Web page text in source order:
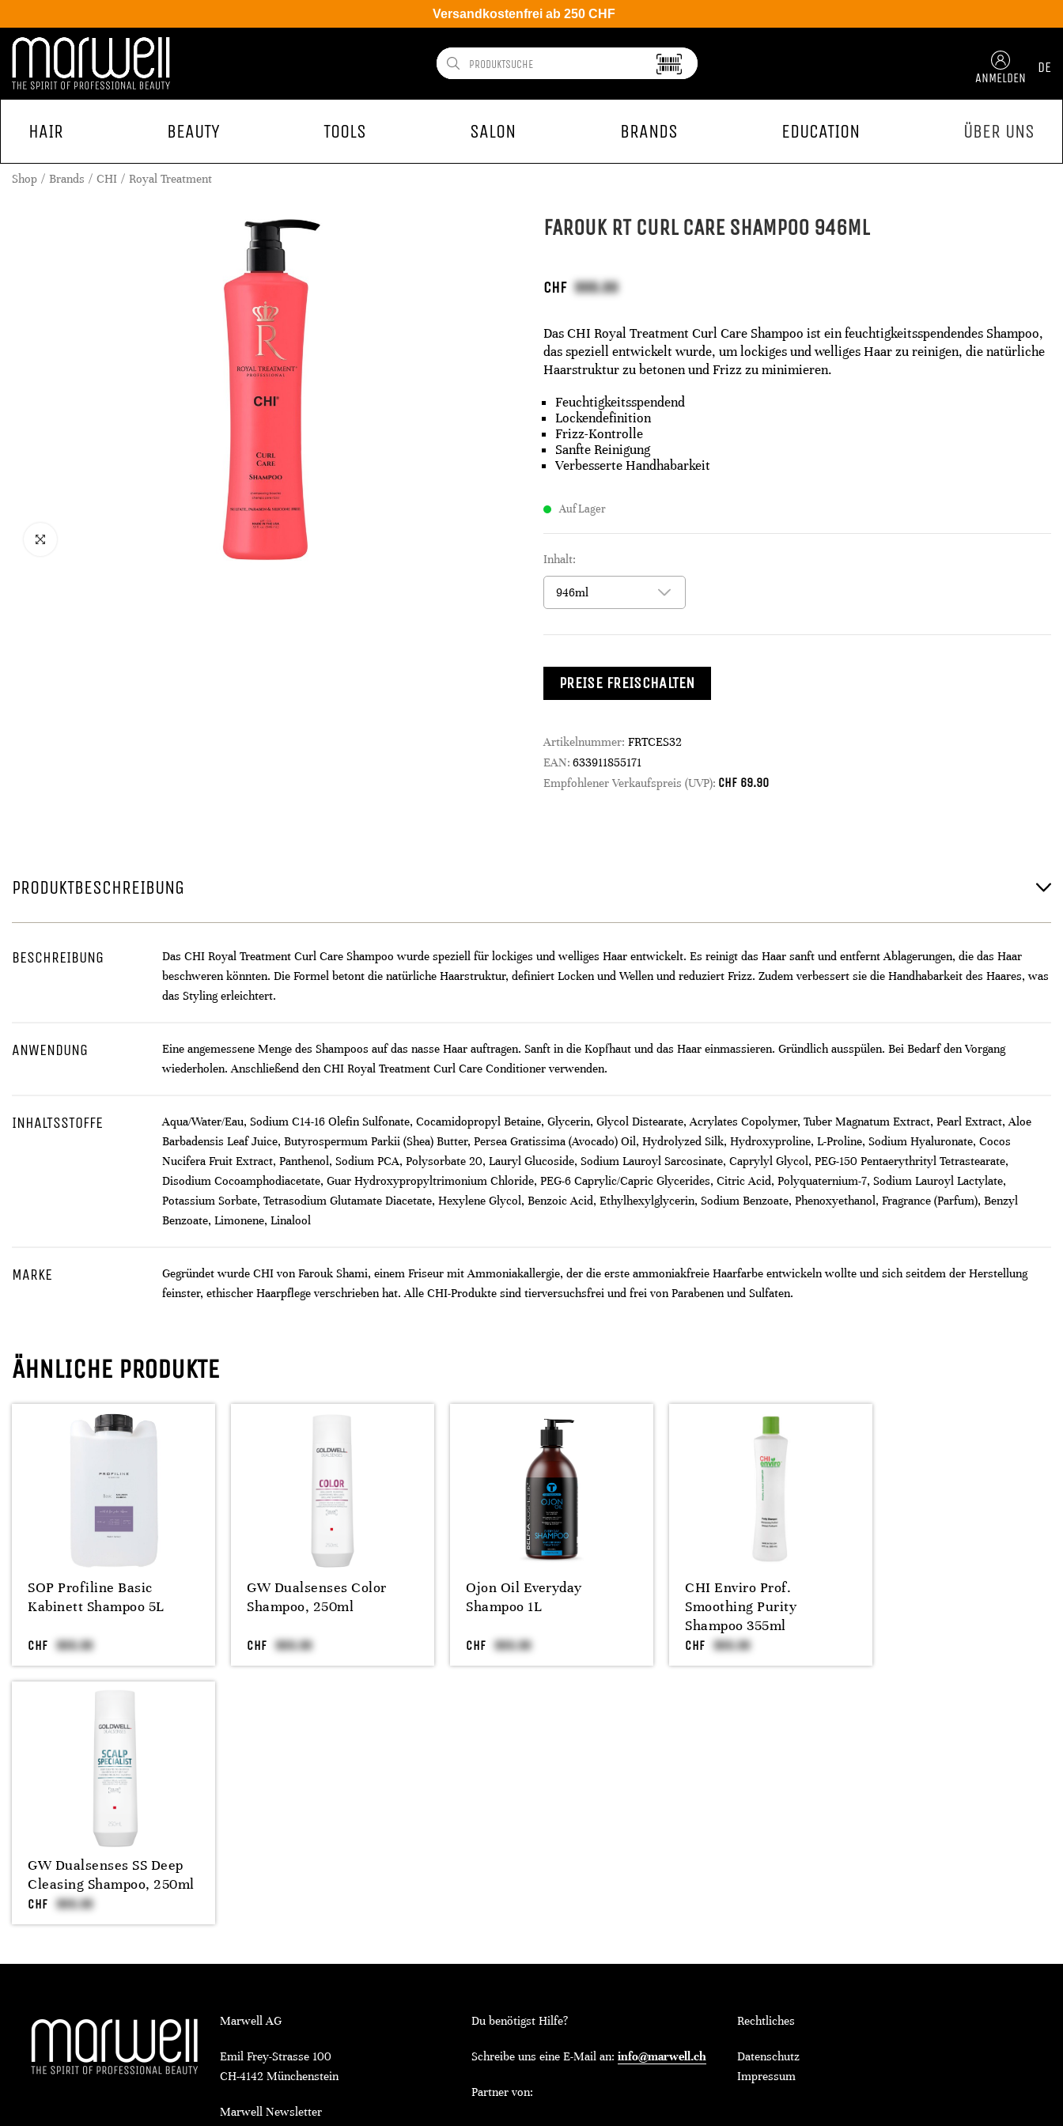
Versandkostenfrei ab 250 CHF
ANMELDEN
DE
HAIR BEAUTY TOOLS SALON BRANDS EDUCATION ÜBER UNS
Shop Brands CHI Royal Treatment
FAROUK RT CURL CARE SHAMPOO 946ML
CHF
Das CHI Royal Treatment Curl Care Shampoo ist ein feuchtigkeitsspendendes Shampoo,
das speziell entwickelt wurde, um lockiges und welliges Haar zu reinigen, die natürliche
Haarstruktur zu betonen und Frizz zu minimieren.
Feuchtigkeitsspendend
Lockendefinition
Frizz-Kontrolle
Sanfte Reinigung
Verbesserte Handhabarkeit
Auf Lager
Inhalt:
PREISE FREISCHALTEN
Artikelnummer: FRTCES32
EAN: 633911855171
Empfohlener Verkaufspreis (UVP): CHF 69.90
PRODUKTBESCHREIBUNG
BESCHREIBUNG
Das CHI Royal Treatment Curl Care Shampoo wurde speziell für lockiges und welliges Haar entwickelt. Es reinigt das Haar sanft und entfernt Ablagerungen, die das Haar
beschweren könnten. Die Formel betont die natürliche Haarstruktur, definiert Locken und Wellen und reduziert Frizz. Zudem verbessert sie die Handhabarkeit des Haares, was
das Styling erleichtert.
ANWENDUNG
Eine angemessene Menge des Shampoos auf das nasse Haar auftragen. Sanft in die Kopfhaut und das Haar einmassieren. Gründlich ausspülen. Bei Bedarf den Vorgang
wiederholen. Anschließend den CHI Royal Treatment Curl Care Conditioner verwenden.
INHALTSSTOFFE
Aqua/Water/Eau, Sodium C14-16 Olefin Sulfonate, Cocamidopropyl Betaine, Glycerin, Glycol Distearate, Acrylates Copolymer, Tuber Magnatum Extract, Pearl Extract, Aloe
Barbadensis Leaf Juice, Butyrospermum Parkii (Shea) Butter, Persea Gratissima (Avocado) Oil, Hydrolyzed Silk, Hydroxyproline, L-Proline, Sodium Hyaluronate, Cocos
Nucifera Fruit Extract, Panthenol, Sodium PCA, Polysorbate 20, Lauryl Glucoside, Sodium Lauroyl Sarcosinate, Caprylyl Glycol, PEG-150 Pentaerythrityl Tetrastearate,
Disodium Cocoamphodiacetate, Guar Hydroxypropyltrimonium Chloride, PEG-6 Caprylic/Capric Glycerides, Citric Acid, Polyquaternium-7, Sodium Lauroyl Lactylate,
Potassium Sorbate, Tetrasodium Glutamate Diacetate, Hexylene Glycol, Benzoic Acid, Ethylhexylglycerin, Sodium Benzoate, Phenoxyethanol, Fragrance (Parfum), Benzyl
Benzoate, Limonene, Linalool
MARKE
Gegründet wurde CHI von Farouk Shami, einem Friseur mit Ammoniakallergie, der die erste ammoniakfreie Haarfarbe entwickeln wollte und sich seitdem der Herstellung
feinster, ethischer Haarpflege verschrieben hat. Alle CHI-Produkte sind tierversuchsfrei und frei von Parabenen und Sulfaten.
ÄHNLICHE PRODUKTE
SOP Profiline Basic
Kabinett Shampoo 5L
CHF
GW Dualsenses Color
Shampoo, 250ml
CHF
Ojon Oil Everyday
Shampoo 1L
CHF
CHI Enviro Prof.
Smoothing Purity
Shampoo 355ml
CHF
GW Dualsenses SS Deep
Cleasing Shampoo, 250ml
CHF
Marwell AG
Emil Frey-Strasse 100
CH-4142 Münchenstein
Marwell Newsletter
Du benötigst Hilfe?
Schreibe uns eine E-Mail an: info@marwell.ch
Partner von:
Rechtliches
Datenschutz
Impressum